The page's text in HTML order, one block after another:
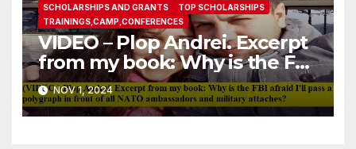
SCHOLARSHIPS AND GRANTS
TOP SCHOLARSHIPS
TRAININGS,CAMP,CONFERENCES
VIDEO – Plop Andrei. Excerpt
from my book: Why is the FBI
afraid I’ll pass a polygraph in
front of all NATO
ambassadors and military
NOV 1, 2024